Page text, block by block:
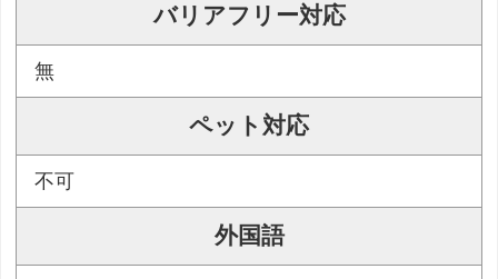
バリアフリー対応
無
ペット対応
不可
外国語